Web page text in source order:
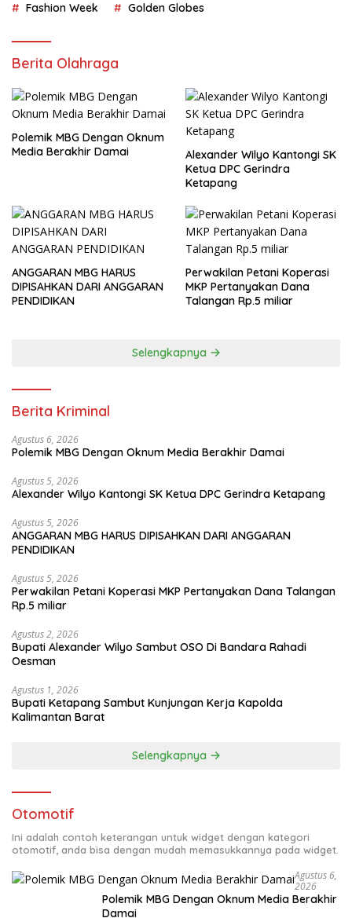
Fashion Week Golden Globes
Berita Olahraga
Polemik MBG Dengan Oknum
Media Berakhir Damai
Alexander Wilyo Kantongi SK
Ketua DPC Gerindra
Ketapang
ANGGARAN MBG HARUS
DIPISAHKAN DARI ANGGARAN
PENDIDIKAN
Perwakilan Petani Koperasi
MKP Pertanyakan Dana
Talangan Rp.5 miliar
Selengkapnya
Berita Kriminal
Agustus 6, 2026
Polemik MBG Dengan Oknum Media Berakhir Damai
Agustus 5, 2026
Alexander Wilyo Kantongi SK Ketua DPC Gerindra Ketapang
Agustus 5, 2026
ANGGARAN MBG HARUS DIPISAHKAN DARI ANGGARAN
PENDIDIKAN
Agustus 5, 2026
Perwakilan Petani Koperasi MKP Pertanyakan Dana Talangan
Rp.5 miliar
Agustus 2, 2026
Bupati Alexander Wilyo Sambut OSO Di Bandara Rahadi
Oesman
Agustus 1, 2026
Bupati Ketapang Sambut Kunjungan Kerja Kapolda
Kalimantan Barat
Selengkapnya
Otomotif
Ini adalah contoh keterangan untuk widget dengan kategori
otomotif, anda bisa dengan mudah memasukkannya pada widget.
Agustus 6,
2026
Polemik MBG Dengan Oknum Media Berakhir
Damai